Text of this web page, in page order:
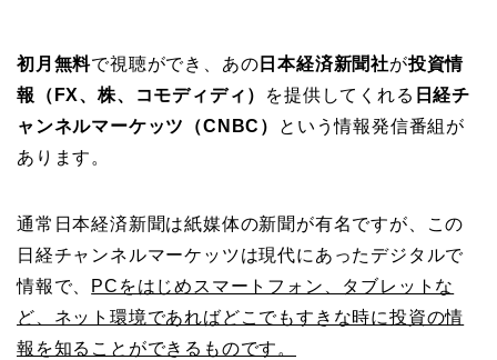
初月無料で視聴ができ、あの 日本経済新聞社が投資情
報（FX、株、コモディディ）
を提供してくれる 日経チ
ャンネルマーケッツ（CNBC）
という情報発信番組が
あります。
通常日本経済新聞は紙媒体の新聞が有名ですが、この
日経チャンネルマーケッツは現代にあったデジタルで
情報で、
PCをはじめスマートフォン、タブレットな
ど、ネット環境であればどこでもすきな時に投資の情
報を知ることができるものです。